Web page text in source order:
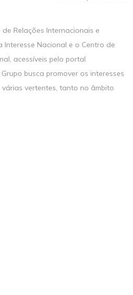
Relações Internacionais e
Interesse Nacional e o Centro de
acessíveis pelo portal
busca promover os interesses
vertentes, tanto no âmbito